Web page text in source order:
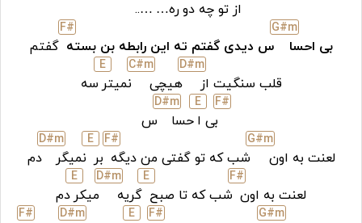
از تو چه دو ره… …..
بی احسا
G#m
س دیدی گفتم ته این رابطه بن بسته
F#
گفتم
قلب سنگیت از
D#m
هیچی
C#m
نمیتر
E
سه
F#
بی ا
E
حسا
D#m
س
لعنت به اون
G#m
شب که تو گفتی من دیگه
F#
بر
E
نمیگر
D#m
دم
لعنت به اون
F#
شب که تا صبح
E
گریه
D#m
میکر
E
دم
G#m
F#
E
D#m
F#